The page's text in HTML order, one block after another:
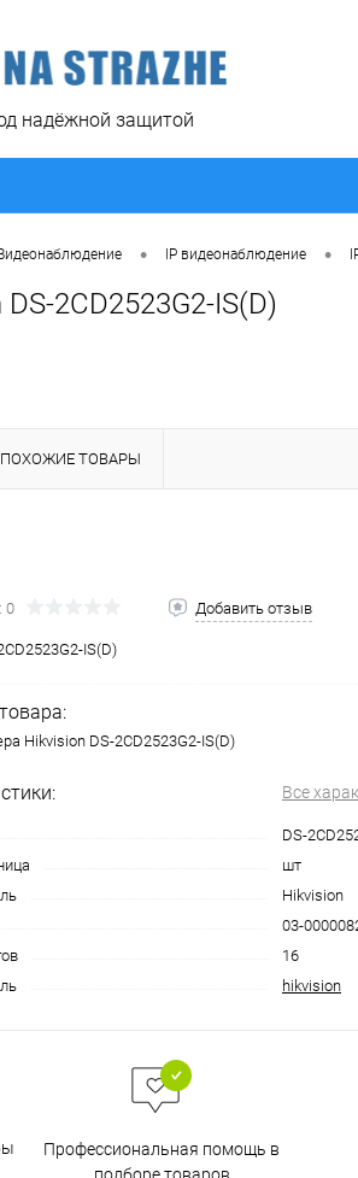
надёжной защитой
• IP видеонаблюдение •
2CD2523G2-IS(D)
ПОХОЖИЕ ТОВАРЫ
0 Добавить отзыв
IS(D)
Hikvision DS-2CD2523G2-IS(D)
Все
DS-
шт
Hikvision
03-
16
hikvision
Профессиональная помощь в